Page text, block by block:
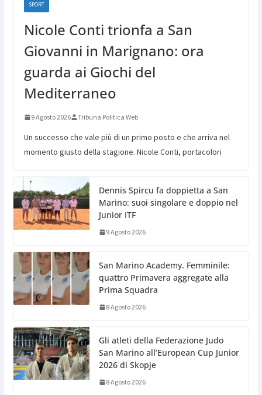
SPORT
Nicole Conti trionfa a San
Giovanni in Marignano: ora
guarda ai Giochi del
Mediterraneo
9 Agosto 2026 Tribuna Politica Web
Un successo che vale più di un primo posto e che arriva nel
momento giusto della stagione. Nicole Conti, portacolori
Dennis Spircu fa doppietta a San
Marino: suoi singolare e doppio nel
Junior ITF
9 Agosto 2026
San Marino Academy. Femminile:
quattro Primavera aggregate alla
Prima Squadra
8 Agosto 2026
Gli atleti della Federazione Judo
San Marino all’European Cup Junior
2026 di Skopje
8 Agosto 2026